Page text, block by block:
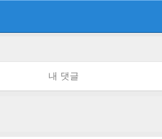
내 댓글